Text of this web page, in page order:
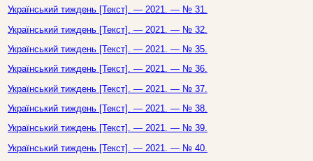
Український тиждень [Текст]. — 2021. — № 31.
Український тиждень [Текст]. — 2021. — № 32.
Український тиждень [Текст]. — 2021. — № 35.
Український тиждень [Текст]. — 2021. — № 36.
Український тиждень [Текст]. — 2021. — № 37.
Український тиждень [Текст]. — 2021. — № 38.
Український тиждень [Текст]. — 2021. — № 39.
Український тиждень [Текст]. — 2021. — № 40.